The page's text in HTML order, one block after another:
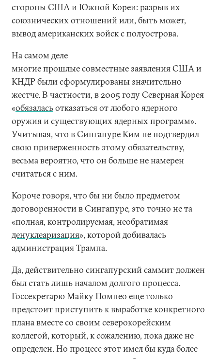
стороны США и Южной Кореи: разрыв их
союзнических отношений или, быть может,
вывод американских войск с полуострова.
На самом деле
многие прошлые совместные заявления США и
КНДР были сформулированы значительно
жестче. В частности, в 2005 году Северная Корея
«обязаласьотказаться от любого ядерного
оружия и существующих ядерных программ».
Учитывая, что в Сингапуре Ким не подтвердил
свою приверженность этому обязательству,
весьма вероятно, что он больше не намерен
считаться с ним.
Короче говоря, что бы ни было предметом
договоренности в Сингапуре, это точно не та
«полная, контролируемая, необратимая
денуклеаризация», которой добивалась
администрация Трампа.
Да, действительно сингапурский саммит должен
был стать лишь началом долгого процесса.
Госсекретарю Майку Помпео еще только
предстоит приступить к выработке конкретного
плана вместе со своим северокорейским
коллегой, который, к сожалению, пока даже не
определен. Но процесс этот имел бы куда более